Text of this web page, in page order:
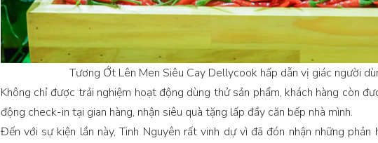
Tương Ớt Lên Men Siêu Cay Dellycook hấp dẫn vị giác người
Không chỉ được trải nghiệm hoạt động dùng thử sản phẩm, khách hàng còn
động check-in tại gian hàng, nhận siêu quà tặng lấp đầy căn bếp nhà mình.
Đến với sự kiện lần này, Tinh Nguyên rất vinh dự vì đã đón nhận những phản